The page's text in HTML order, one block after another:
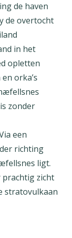
de haven
de overtocht
in het
opletten
orka’s
zonder
een
richting
ligt.
prachtig zicht
stratovulkaan